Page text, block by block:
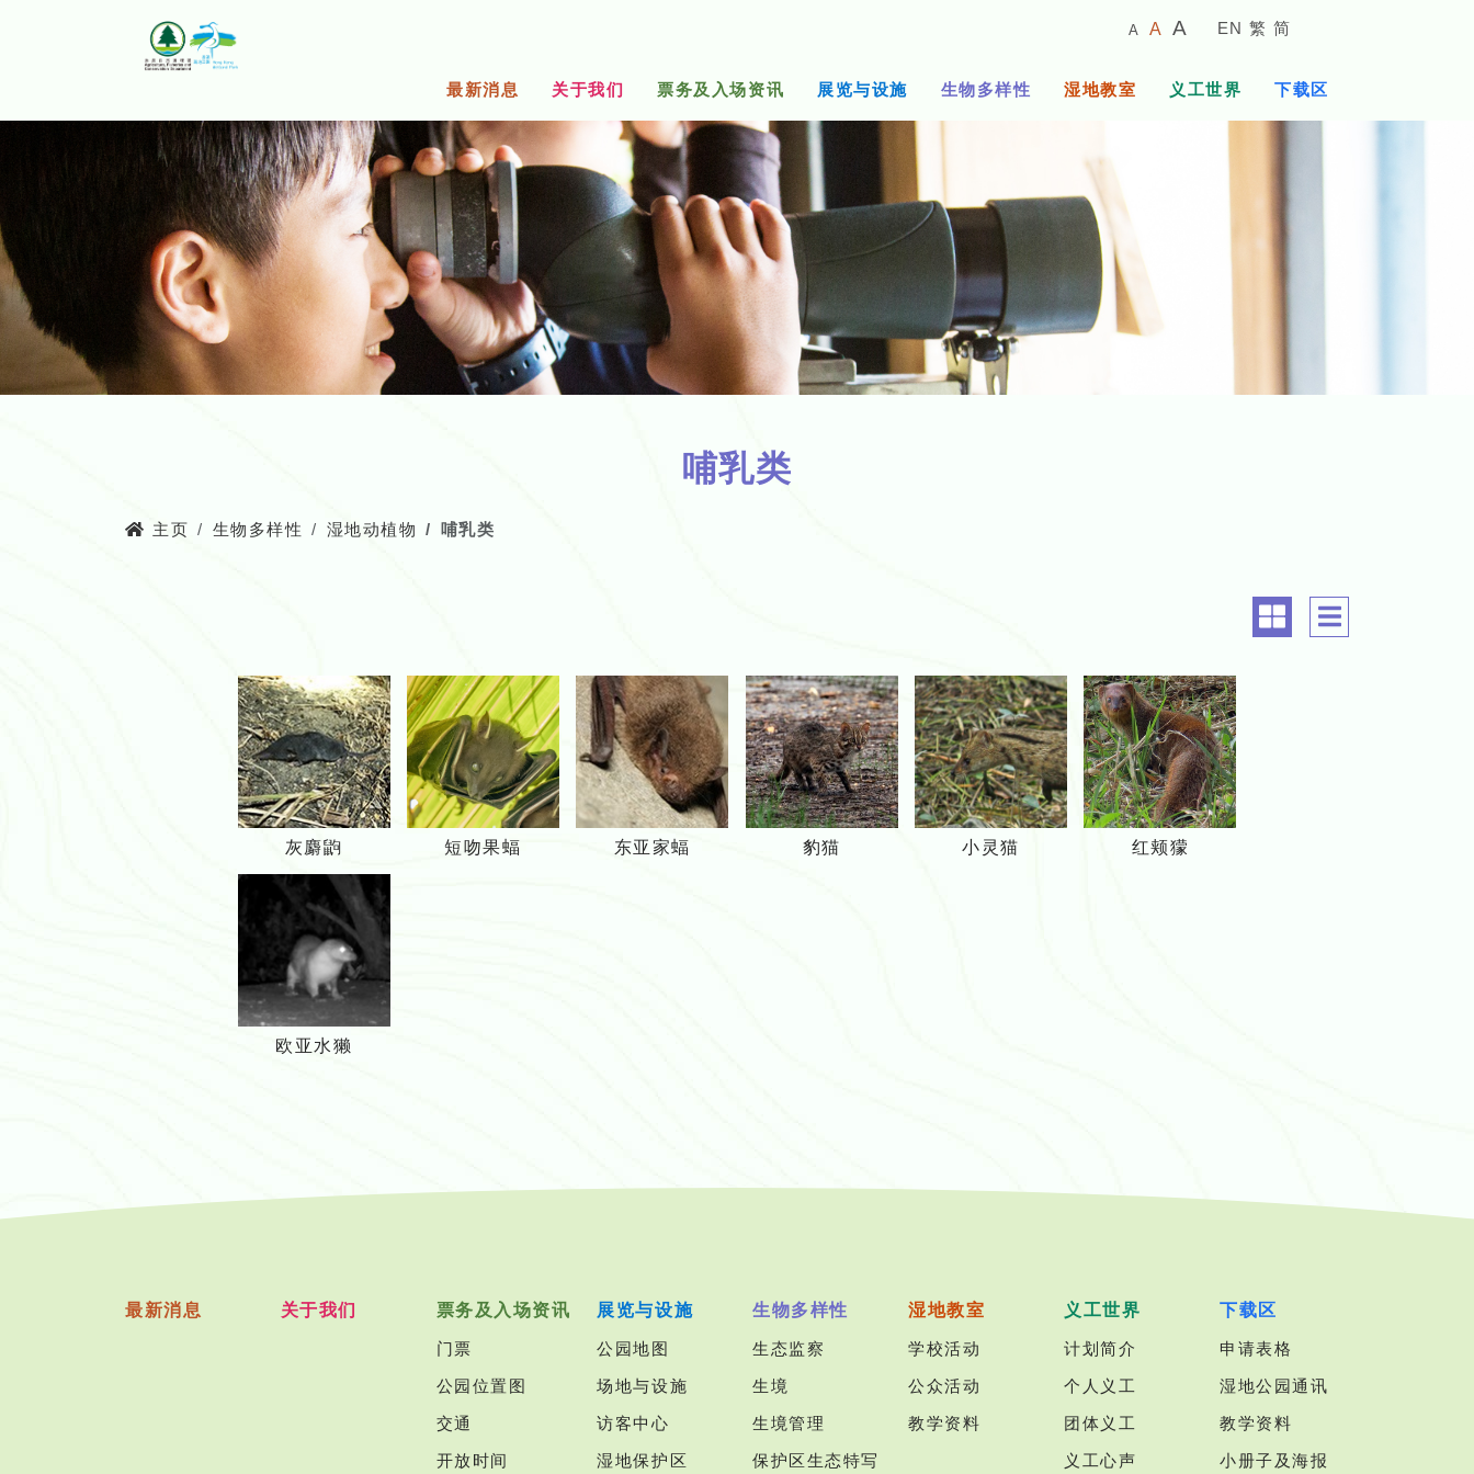
A
较
A
预
字
体
A
的
EN 繁 简
最新消息 关于我们 票务及入场资讯 展览与设施 生物多样性 湿地教室 义工世界 下载区
哺乳类
主页 生物多样性 湿地动植物 哺乳类
灰
灰麝鼩
短
短吻果蝠
东
亚
东亚家蝠
豹
豹猫
小
灵
小灵猫
红
红颊獴
欧
欧亚水獭
最新消息 关于我们 票务及入场资讯
门票
公园位置图
交通
开放时间
展览与设施
公园地图
场地与设施
访客中心
湿地保护区
生物多样性
生态监察
生境
生境管理
保护区生态特写
湿地教室
学校活动
公众活动
教学资料
义工世界
计划简介
个人义工
团体义工
义工心声
下载区
申请表格
湿地公园通讯
教学资料
小册子及海报